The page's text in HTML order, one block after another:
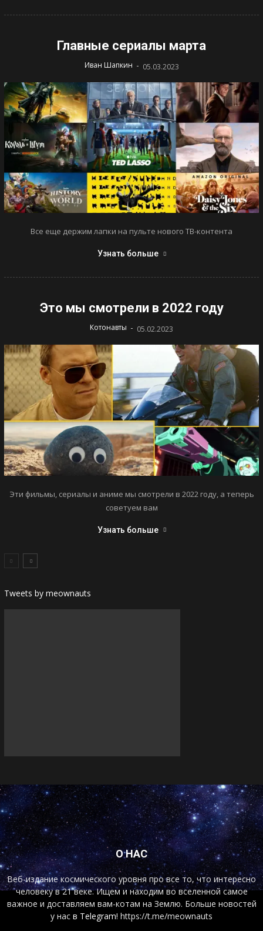
Главные сериалы марта
Иван Шапкин - 05.03.2023
Все еще держим лапки на пульте нового ТВ-контента
Узнать больше
Это мы смотрели в 2022 году
Котонавты - 05.02.2023
Эти фильмы, сериалы и аниме мы смотрели в 2022 году, а теперь
советуем вам
Узнать больше
Tweets by meownauts
О НАС
Веб-издание космического уровня про все то, что интересно
человеку в 21 веке. Ищем и находим во вселенной самое
важное и доставляем вам-котам на Землю. Больше новостей
у нас в Telegram! https://t.me/meownauts